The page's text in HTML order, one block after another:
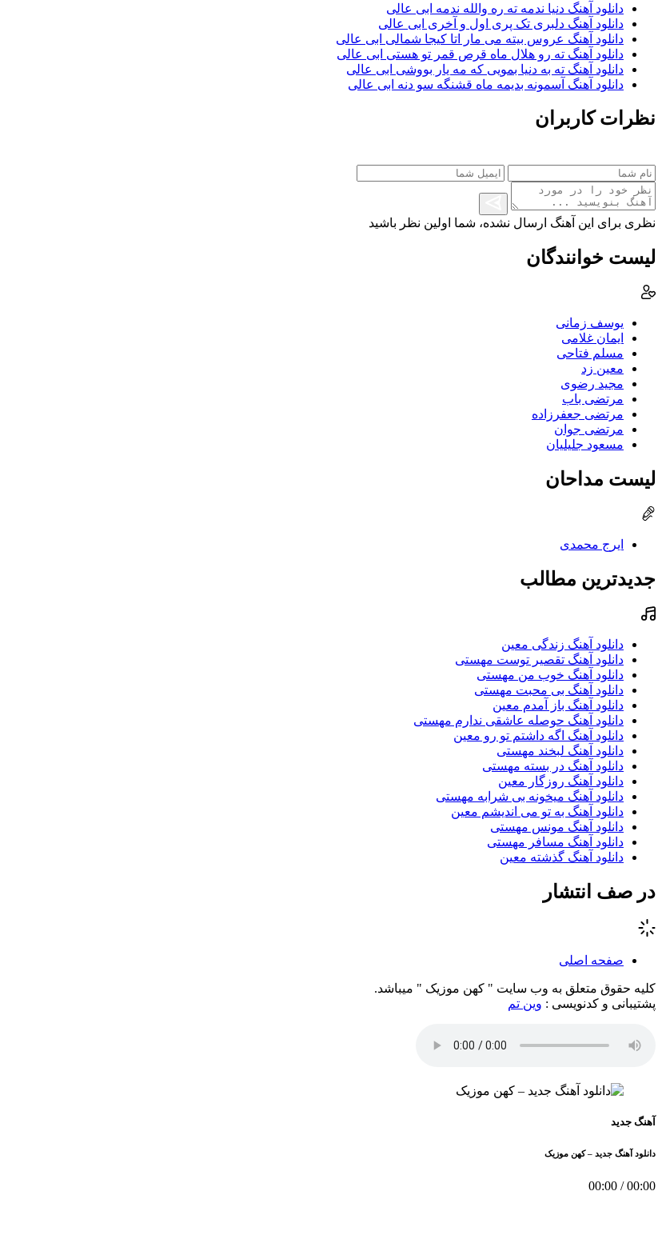
دانلود آهنگ دنیا ندمه ته ره والله ندمه ابی عالی
دانلود آهنگ دلبری تک پری اول و آخری ابی عالی
دانلود آهنگ عروس بیته می مار اتا کیجا شمالی ابی عالی
دانلود آهنگ ته رو هلال ماه قرص قمر تو هستی ابی عالی
دانلود آهنگ ته به دنیا بمویی که مه یار بووشی ابی عالی
دانلود آهنگ آسمونه بدیمه ماه قشنگه سو دنه ابی عالی
نظرات کاربران
نظری برای این آهنگ ارسال نشده، شما اولین نظر باشید
لیست خوانندگان
یوسف زمانی
ایمان غلامی
مسلم فتاحی
معین زد
مجید رضوی
مرتضی باب
مرتضی جعفرزاده
مرتضی جوان
مسعود جلیلیان
لیست مداحان
ایرج محمدی
جدیدترین مطالب
دانلود آهنگ زندگی معین
دانلود آهنگ تقصیر توست مهستی
دانلود آهنگ خوب من مهستی
دانلود آهنگ بی محبت مهستی
دانلود آهنگ باز آمدم معین
دانلود آهنگ حوصله عاشقی ندارم مهستی
دانلود آهنگ اگه داشتم تو رو معین
دانلود آهنگ لبخند مهستی
دانلود آهنگ در بسته مهستی
دانلود آهنگ روزگار معین
دانلود آهنگ میخونه بی شرابه مهستی
دانلود آهنگ به تو می اندیشم معین
دانلود آهنگ مونس مهستی
دانلود آهنگ مسافر مهستی
دانلود آهنگ گذشته معین
در صف انتشار
صفحه اصلی
کلیه حقوق متعلق به وب سایت " کهن موزیک " میباشد.
پشتیبانی و کدنویسی : وین تم
آهنگ جدید
دانلود آهنگ جدید – کهن موزیک
00:00
/
00:00